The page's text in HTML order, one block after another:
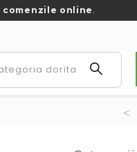
comenzile online.